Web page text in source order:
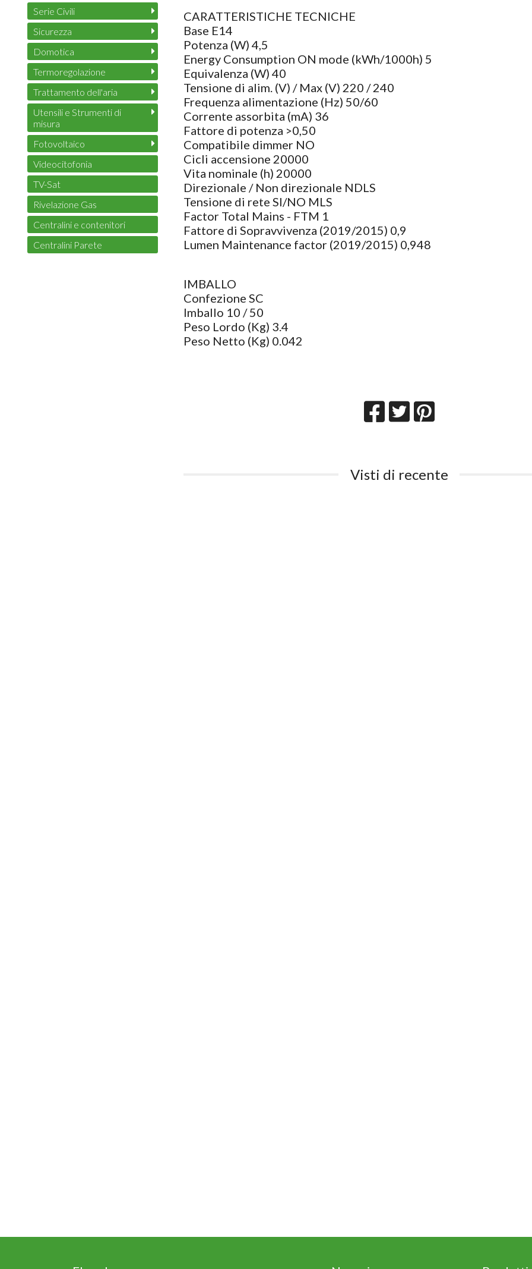
CARATTERISTICHE TECNICHE
Base E14
Potenza (W) 4,5
Energy Consumption ON mode (kWh/1000h) 5
Equivalenza (W) 40
Tensione di alim. (V) / Max (V) 220 / 240
Frequenza alimentazione (Hz) 50/60
Corrente assorbita (mA) 36
Fattore di potenza >0,50
Compatibile dimmer NO
Cicli accensione 20000
Vita nominale (h) 20000
Direzionale / Non direzionale NDLS
Tensione di rete SI/NO MLS
Factor Total Mains - FTM 1
Fattore di Sopravvivenza (2019/2015) 0,9
Lumen Maintenance factor (2019/2015) 0,948
IMBALLO
Confezione SC
Imballo 10 / 50
Peso Lordo (Kg) 3.4
Peso Netto (Kg) 0.042
Visti di recente
Serie Civili
Sicurezza
Domotica
Termoregolazione
Trattamento dell'aria
Utensili e Strumenti di
misura
Fotovoltaico
Videocitofonia
TV-Sat
Rivelazione Gas
Centralini e contenitori
Centralini Parete